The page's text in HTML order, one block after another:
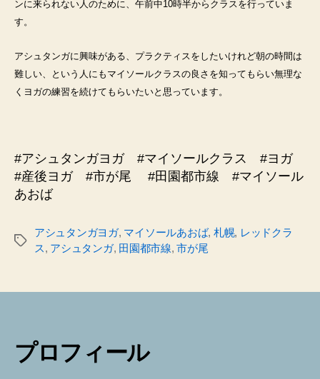
ンに来られない人のために、午前中10時半からクラスを行っていま
す。
アシュタンガに興味がある、プラクティスをしたいけれど朝の時間は
難しい、という人にもマイソールクラスの良さを知ってもらい無理な
くヨガの練習を続けてもらいたいと思っています。
#アシュタンガヨガ #マイソールクラス #ヨガ
#産後ヨガ #市が尾 #田園都市線 #マイソール
あおば
タ
アシュタンガヨガ, マイソールあおば, 札幌, レッドクラ
ス, アシュタンガ, 田園都市線,市が尾
プロフィール